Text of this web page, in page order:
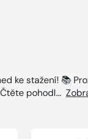
ke stažení! 📚
pohodl...